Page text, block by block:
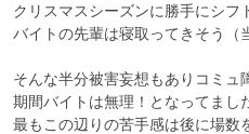
クリスマスシーズンに勝手にシフ
バイトの先輩は寝取ってきそう（
そんな半分被害妄想もありコミ
期間バイトは無理！となってまし
最もこの辺りの苦手感は後に場